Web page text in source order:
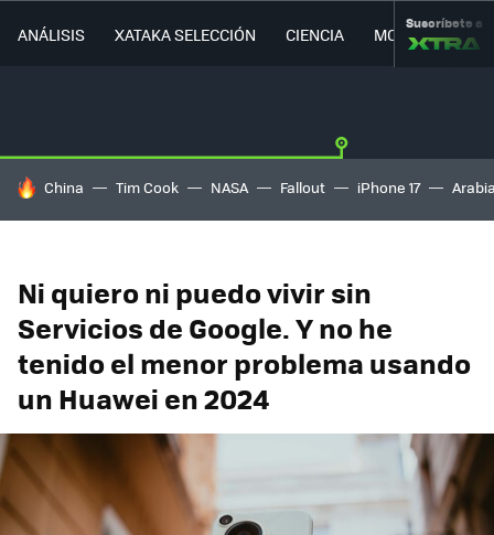
ANÁLISIS XATAKA SELECCIÓN CIENCIA MOVILIDAD
Suscríbete a
HOY SE HABLA DE
China Tim Cook NASA Fallout iPhone 17
Ni quiero ni puedo vivir sin
Servicios de Google. Y no he
tenido el menor problema usando
un Huawei en 2024